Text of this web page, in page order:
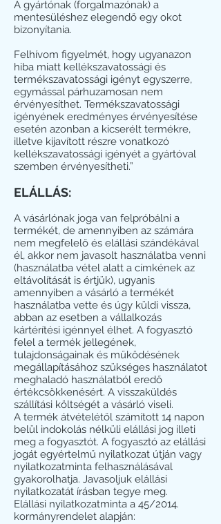
A gyártónak (forgalmazónak) a
mentesüléshez elegendő egy okot
bizonyítania.
Felhívom figyelmét, hogy ugyanazon
hiba miatt kellékszavatossági és
termékszavatossági igényt egyszerre,
egymással párhuzamosan nem
érvényesíthet. Termékszavatossági
igényének eredményes érvényesítése
esetén azonban a kicserélt termékre,
illetve kijavított részre vonatkozó
kellékszavatossági igényét a gyártóval
szemben érvényesítheti.”
ELÁLLÁS:
A vásárlónak joga van felpróbálni a
termékét, de amennyiben az számára
nem megfelelő és elállási szándékával
él, akkor nem javasolt használatba venni
(használatba vétel alatt a címkének az
eltávolítását is értjük), ugyanis
amennyiben a vásárló a termékét
használatba vette és úgy küldi vissza,
abban az esetben a vállalkozás
kártérítési igénnyel élhet. A fogyasztó
felel a termék jellegének,
tulajdonságainak és működésének
megállapításához szükséges használatot
meghaladó használatból eredő
értékcsökkenésért. A visszaküldés
szállítási költségét a vásárló viseli.
A termék átvételétől számított 14 napon
belül indokolás nélküli elállási jog illeti
meg a fogyasztót. A fogyasztó az elállási
jogát egyértelmű nyilatkozat útján vagy
nyilatkozatminta felhasználásával
gyakorolhatja. Javasoljuk elállási
nyilatkozatát írásban tegye meg.
Elállási nyilatkozatminta a 45/2014.
kormányrendelet alapján: